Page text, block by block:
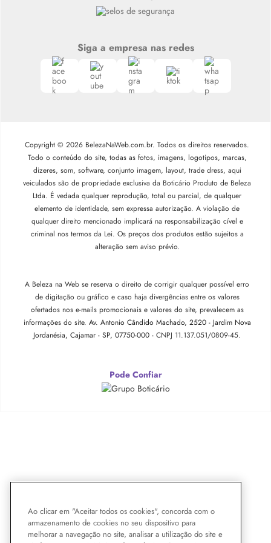
Siga a empresa nas redes
Copyright © 2026 BelezaNaWeb.com.br. Todos os direitos reservados.
Todo o conteúdo do site, todas as fotos, imagens, logotipos, marcas,
dizeres, som, software, conjunto imagem, layout, trade dress, aqui
veiculados são de propriedade exclusiva da Boticário Produto de Beleza
Ltda. É vedada qualquer reprodução, total ou parcial, de qualquer
elemento de identidade, sem expressa autorização. A violação de
qualquer direito mencionado implicará na responsabilização cível e
criminal nos termos da Lei. Os preços dos produtos estão sujeitos a
alteração sem aviso prévio.
A Beleza na Web se reserva o direito de corrigir qualquer possível erro
de digitação ou gráfico e caso haja divergências entre os valores
ofertados nos e-mails promocionais e valores do site, prevalecem as
informações do site. Av. Antonio Cândido Machado, 2520 - Jardim Nova
Jordanésia, Cajamar - SP, 07750-000 - CNPJ 11.137.051/0809-45.
Pode Confiar
Ao clicar em "Aceitar todos os cookies", concorda com o
armazenamento de cookies no seu dispositivo para
melhorar a navegação no site, analisar a utilização do site e